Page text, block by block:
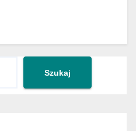
Szukaj